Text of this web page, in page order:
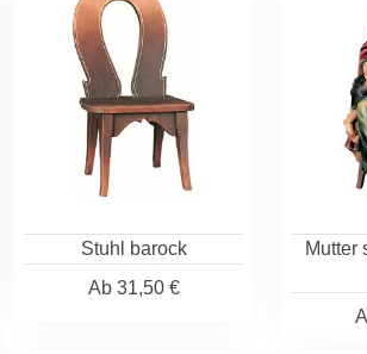
Stuhl barock
Ab31,50 €
Mutter